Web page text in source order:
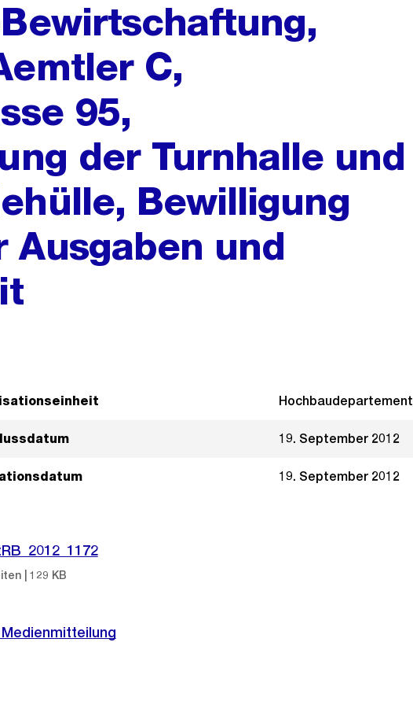
C,
95,
der Turnhalle und
Bewilligung
Ausgaben und
Hochbaudepartement
19. September 2012
19. September 2012
| 129 KB